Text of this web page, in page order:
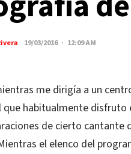
19/03/2016 · 12:09 AM
me dirigía a un
habitualmente disfruto
de cierto cantante
el elenco del